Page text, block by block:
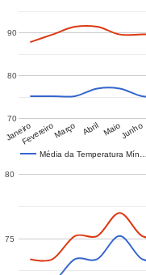
Média da Temperatura Mín…
JaneiroFevereiroMarço Abril MaioJunho
70
80
90
75
80